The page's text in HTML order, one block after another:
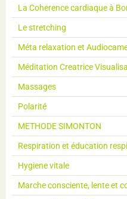
La Coherence cardiaque à
Le stretching
Méta relaxation et
Méditation Creatrice
Massages
Polarité
METHODE SIMONTON
Respiration et éducation
Hygiene vitale
Marche consciente, lente et